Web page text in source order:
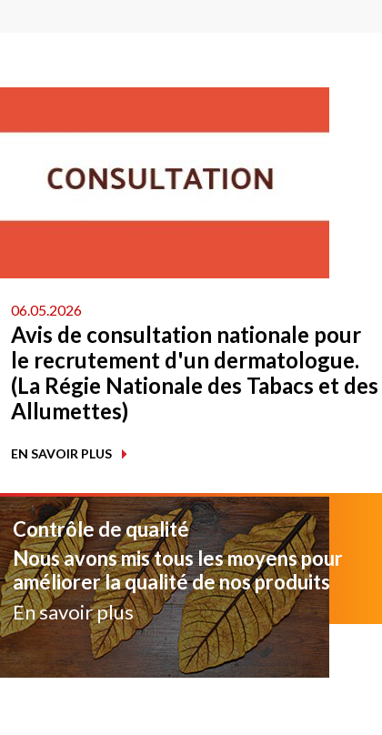
06.05.2026
Avis de consultation nationale pour
le recrutement d'un dermatologue.
(La Régie Nationale des Tabacs et des
Allumettes)
EN SAVOIR PLUS
Contrôle de qualité
Nous avons mis tous les moyens pour
améliorer la qualité de nos produits
En savoir plus